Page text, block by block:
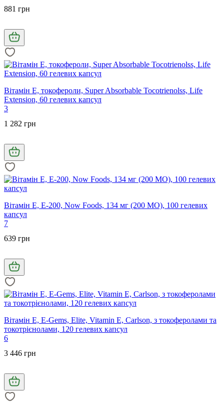
881 грн
Вітамін Е, токофероли, Super Absorbable Tocotrienolss, Life
Extension, 60 гелевих капсул
3
1 282 грн
Вітамін Е, E-200, Now Foods, 134 мг (200 МО), 100 гелевих
капсул
7
639 грн
Вітамін Е, E-Gems, Elite, Vitamin E, Carlson, з токоферолами та
токотрієнолами, 120 гелевих капсул
6
3 446 грн